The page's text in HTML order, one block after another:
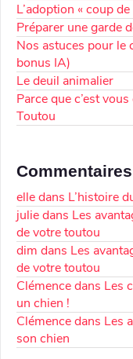
L’adoption « coup
Préparer une garde
Nos astuces pour le
bonus IA)
Le deuil animalier
Parce que c’est
Toutou
elledans L’histoire
juliedans Les
de votre toutou
dim dans Les
de votre toutou
Clémencedans Les
un chien !
Clémencedans Les
son chien